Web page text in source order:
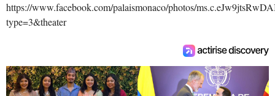
https://www.facebook.com/palaismonaco/photos/
type=3&theater